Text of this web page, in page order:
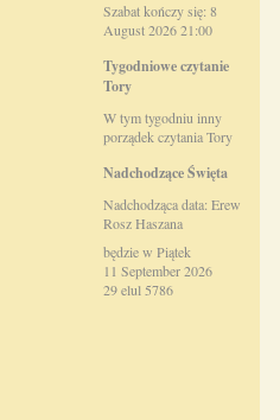
Szabat kończy się: 8
August 2026 21:00
Tygodniowe czytanie
Tory
W tym tygodniu inny
porządek czytania Tory
Nadchodzące Święta
Nadchodząca data: Erew
Rosz Haszana
będzie w Piątek
11 September 2026
29 elul 5786